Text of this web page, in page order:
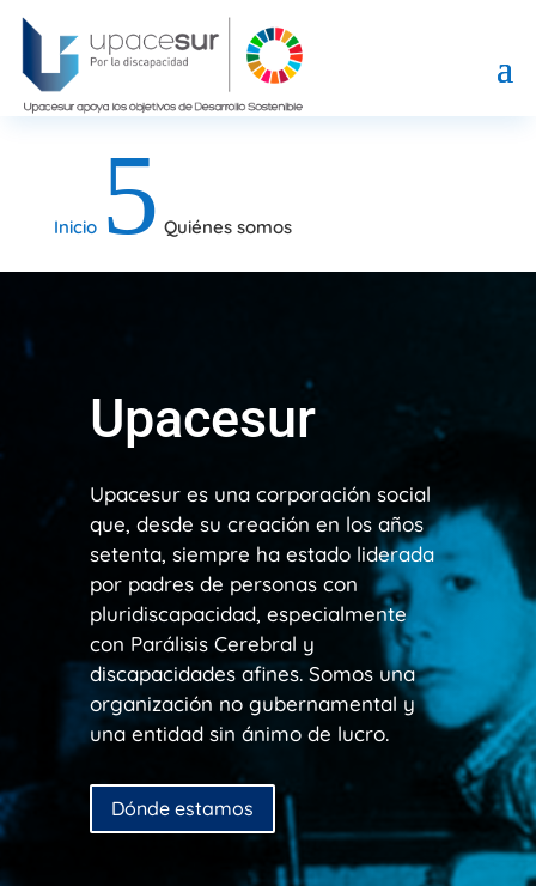
Inicio 5 Quiénes somos
Upacesur
Upacesur es una corporación social
que, desde su creación en los años
setenta, siempre ha estado liderada
por padres de personas con
pluridiscapacidad, especialmente
con Parálisis Cerebral y
discapacidades afines. Somos una
organización no gubernamental y
una entidad sin ánimo de lucro.
Dónde estamos